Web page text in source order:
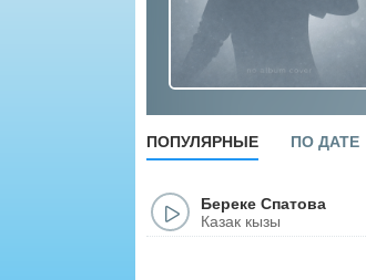
ПОПУЛЯРНЫЕ ПО ДАТЕ
Береке Спатова
Казак кызы